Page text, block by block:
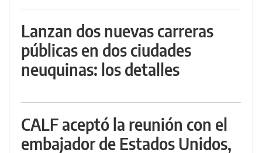
Lanzan dos nuevas carreras
públicas en dos ciudades
neuquinas: los detalles
CALF aceptó la reunión con el
embajador de Estados Unidos,